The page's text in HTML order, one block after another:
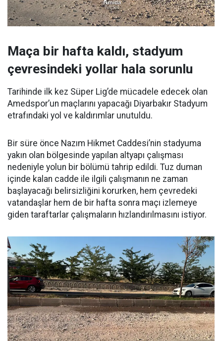
Maça bir hafta kaldı, stadyum
çevresindeki yollar hala sorunlu
Tarihinde ilk kez Süper Lig’de mücadele edecek olan
Amedspor’un maçlarını yapacağı Diyarbakır Stadyum
etrafındaki yol ve kaldırımlar unutuldu.
Bir süre önce Nazım Hikmet Caddesi’nin stadyuma
yakın olan bölgesinde yapılan altyapı çalışması
nedeniyle yolun bir bölümü tahrip edildi. Tuz duman
içinde kalan cadde ile ilgili çalışmanın ne zaman
başlayacağı belirsizliğini korurken, hem çevredeki
vatandaşlar hem de bir hafta sonra maçı izlemeye
giden taraftarlar çalışmaların hızlandırılmasını istiyor.